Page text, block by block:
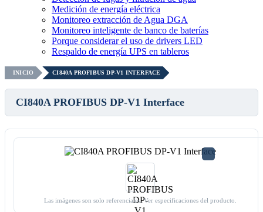
Medición de energía eléctrica
Monitoreo extracción de Agua DGA
Monitoreo inteligente de banco de baterías
Porque considerar el uso de drivers LED
Respaldo de energía UPS en tableros
INICIO CI840A PROFIBUS DP-V1 INTERFACE
CI840A PROFIBUS DP-V1 Interface
Las imágenes son solo referenciales. Ver especificaciones del producto.